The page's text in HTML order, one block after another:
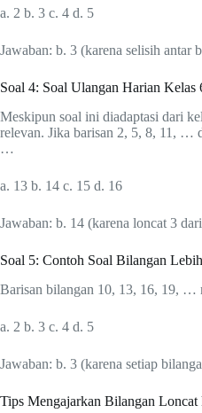
a. 2 b. 3 c. 4 d. 5
Jawaban: b. 3 (karena selisih antar
Soal 4: Soal Ulangan Harian
Meskipun soal ini diadaptasi dari
relevan. Jika barisan 2, 5, 8, 11, …
…
a. 13 b. 14 c. 15 d. 16
Jawaban: b. 14 (karena loncat 3
Soal 5: Contoh Soal Bilangan
Barisan bilangan 10, 13, 16, 19,
a. 2 b. 3 c. 4 d. 5
Jawaban: b. 3 (karena setiap
Tips Mengajarkan Bilangan Loncat